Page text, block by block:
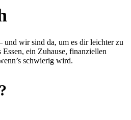
und wir sind da, um es dir leichter zu
ein Zuhause, finanziellen
schwierig wird.